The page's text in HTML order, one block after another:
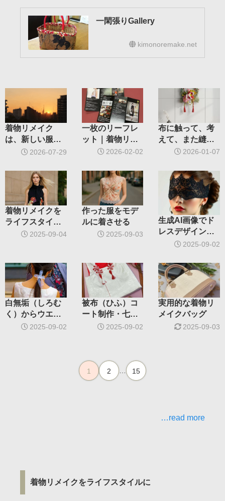
一閑張りGallery
kimonoremake.net
着物リメイク
は、新しい服を
作ることではあ
2026-07-29
一枚のリーフレ
ット｜着物リメ
イクの想いと
ついて
2026-02-02
布に触って、考
えて、また縫
う。20262026-01-07
着物リメイクを
ライフスタイル
に取り入れる
2025-09-04
作った服をモデ
ルに着させる
2025-09-03
生成AI画像でド
レスデザインを
考える 2025-09-02
白無垢（しろむ
く）からウエデ
ィングドレス
2025-09-02
被布（ひふ）コ
ート制作・七五
三女の子2025-09-02
実用的な着物リ
メイクバッグ
2025-09-03
1 2 15
…read more
着物リメイクをライフスタイルに